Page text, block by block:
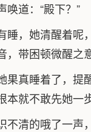
唤道：“殿下？”
睡，她清醒着呢
，带困顿微醒之
果真睡着了，提
本就不敢先她一
不清的哦了一声